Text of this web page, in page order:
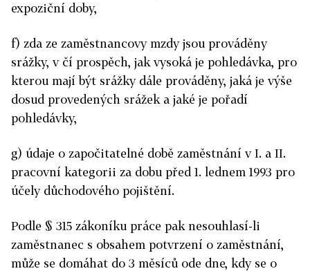
expoziční doby,
f) zda ze zaměstnancovy mzdy jsou prováděny
srážky, v čí prospěch, jak vysoká je pohledávka, pro
kterou mají být srážky dále prováděny, jaká je výše
dosud provedených srážek a jaké je pořadí
pohledávky,
g) údaje o započitatelné době zaměstnání v I. a II.
pracovní kategorii za dobu před 1. lednem 1993 pro
účely důchodového pojištění.
Podle § 315 zákoníku práce pak nesouhlasí-li
zaměstnanec s obsahem potvrzení o zaměstnání,
může se domáhat do 3 měsíců ode dne, kdy se o